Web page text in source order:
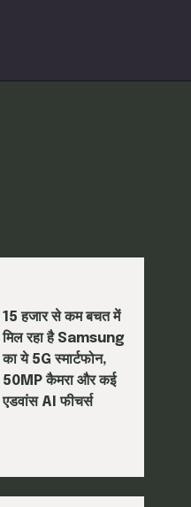
15 हजार से कम बचत में
मिल रहा है Samsung
का ये 5G स्मार्टफोन,
50MP कैमरा और कई
एडवांस AI फीचर्स